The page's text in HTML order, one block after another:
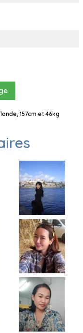
157cm et 46kg